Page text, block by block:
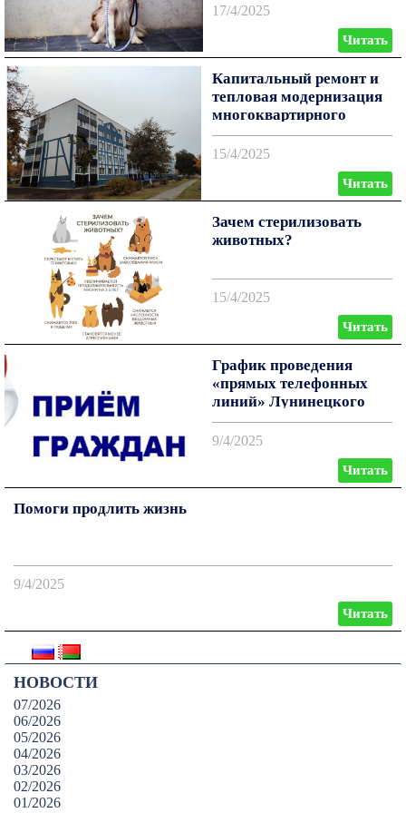
17/4/2025
Читать
Капитальный ремонт и
тепловая модернизация
многоквартирного
жилого дома.
15/4/2025
Читать
Зачем стерилизовать
животных?
15/4/2025
Читать
График проведения
«прямых телефонных
линий» Лунинецкого
ЖКХ
9/4/2025
Читать
Помоги продлить жизнь
9/4/2025
Читать
НОВОСТИ
07/2026
06/2026
05/2026
04/2026
03/2026
02/2026
01/2026